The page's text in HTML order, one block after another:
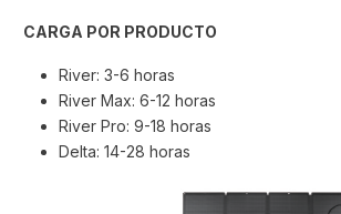
CARGA POR PRODUCTO
River: 3-6 horas
River Max: 6-12 horas
River Pro: 9-18 horas
Delta: 14-28 horas